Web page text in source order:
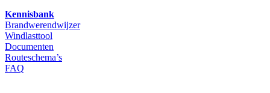
Kennisbank
Brandwerendwijzer
Windlasttool
Documenten
Routeschema’s
FAQ